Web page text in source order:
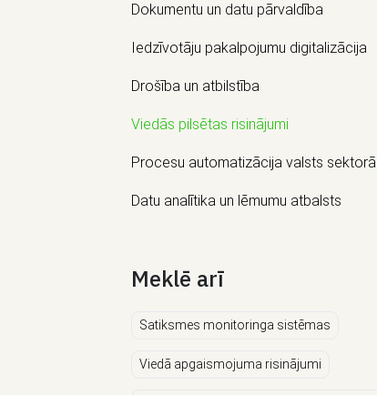
Dokumentu un datu pārvaldība
Iedzīvotāju pakalpojumu digitalizācija
Drošība un atbilstība
Viedās pilsētas risinājumi
Procesu automatizācija valsts sektorā
Datu analītika un lēmumu atbalsts
Meklē arī
Satiksmes monitoringa sistēmas
Viedā apgaismojuma risinājumi